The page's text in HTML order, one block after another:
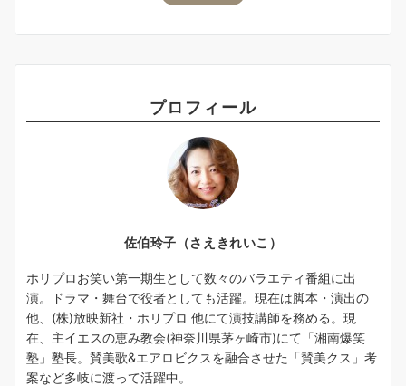
プロフィール
佐伯玲子（さえきれいこ）
ホリプロお笑い第一期生として数々のバラエティ番組に出
演。ドラマ・舞台で役者としても活躍。現在は脚本・演出の
他、(株)放映新社・ホリプロ 他にて演技講師を務める。現
在、主イエスの恵み教会(神奈川県茅ヶ崎市)にて「湘南爆笑
塾」塾長。賛美歌&エアロビクスを融合させた「賛美クス」考
案など多岐に渡って活躍中。